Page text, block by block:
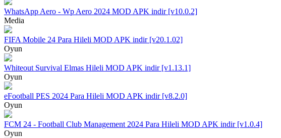
WhatsApp Aero - Wp Aero 2024 MOD APK indir [v10.0.2]
Media
FIFA Mobile 24 Para Hileli MOD APK indir [v20.1.02]
Oyun
Whiteout Survival Elmas Hileli MOD APK indir [v1.13.1]
Oyun
eFootball PES 2024 Para Hileli MOD APK indir [v8.2.0]
Oyun
FCM 24 - Football Club Management 2024 Para Hileli MOD APK indir [v1.0.4]
Oyun